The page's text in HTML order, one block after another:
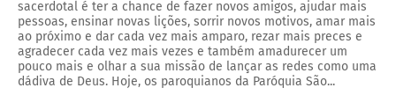
sacerdotal é ter a chance de fazer novos amigos, ajudar mais
pessoas, ensinar novas lições, sorrir novos motivos, amar mais
ao próximo e dar cada vez mais amparo, rezar mais preces e
agradecer cada vez mais vezes e também amadurecer um
pouco mais e olhar a sua missão de lançar as redes como uma
dádiva de Deus. Hoje, os paroquianos da Paróquia São...